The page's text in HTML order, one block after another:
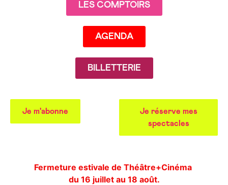
LES COMPTOIRS
AGENDA
BILLETTERIE
Je m'abonne
Je réserve mes
spectacles
Fermeture estivale de Théâtre+Cinéma
du 16 juillet au 18 août.